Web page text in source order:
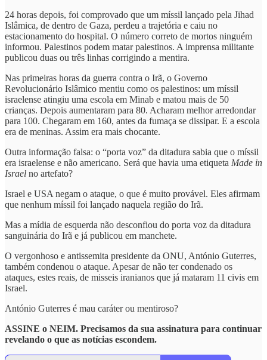
24 horas depois, foi comprovado que um míssil lançado pela Jihad
Islâmica, de dentro de Gaza, perdeu a trajetória e caiu no
estacionamento do hospital. O número correto de mortos ninguém
informou. Palestinos podem matar palestinos. A imprensa militante
publicou duas ou três linhas corrigindo a mentira.
Nas primeiras horas da guerra contra o Irã, o Governo
Revolucionário Islâmico mentiu como os palestinos: um míssil
israelense atingiu uma escola em Minab e matou mais de 50
crianças. Depois aumentaram para 80. Acharam melhor arredondar
para 100. Chegaram em 160, antes da fumaça se dissipar. E a escola
era de meninas. Assim era mais chocante.
Outra informação falsa: o “porta voz” da ditadura sabia que o míssil
era israelense e não americano. Será que havia uma etiqueta Made in
Israel no artefato?
Israel e USA negam o ataque, o que é muito provável. Eles afirmam
que nenhum míssil foi lançado naquela região do Irã.
Mas a mídia de esquerda não desconfiou do porta voz da ditadura
sanguinária do Irã e já publicou em manchete.
O vergonhoso e antissemita presidente da ONU, António Guterres,
também condenou o ataque. Apesar de não ter condenado os
ataques, estes reais, de misseis iranianos que já mataram 11 civis em
Israel.
António Guterres é mau caráter ou mentiroso?
ASSINE o NEIM. Precisamos da sua assinatura para continuar
revelando o que as notícias escondem.